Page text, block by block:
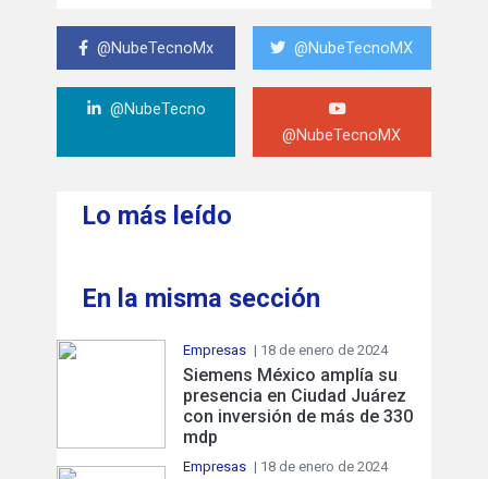
@NubeTecnoMx @NubeTecnoMX
@NubeTecno
@NubeTecnoMX
Lo más leído
En la misma sección
Empresas | 18 de enero de 2024
Siemens México amplía su
presencia en Ciudad Juárez
con inversión de más de 330
mdp
Empresas | 18 de enero de 2024